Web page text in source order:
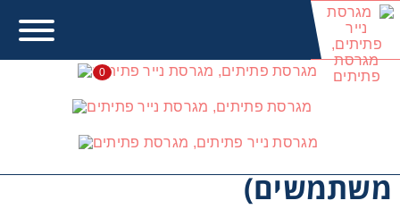
0
מגרסות נייר משרדיות
בינוניות (עד חמישה
משתמשים)